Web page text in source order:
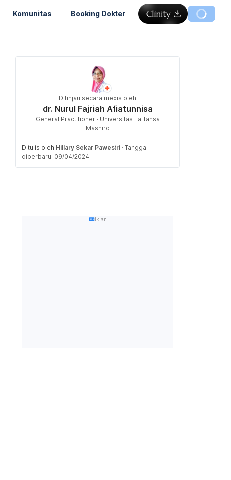
Komunitas Booking Dokter
Ditinjau secara medis oleh
dr. Nurul Fajriah Afiatunnisa
General Practitioner · Universitas La Tansa
Mashiro
Ditulis oleh Hillary Sekar Pawestri · Tanggal
diperbarui 09/04/2024
Iklan